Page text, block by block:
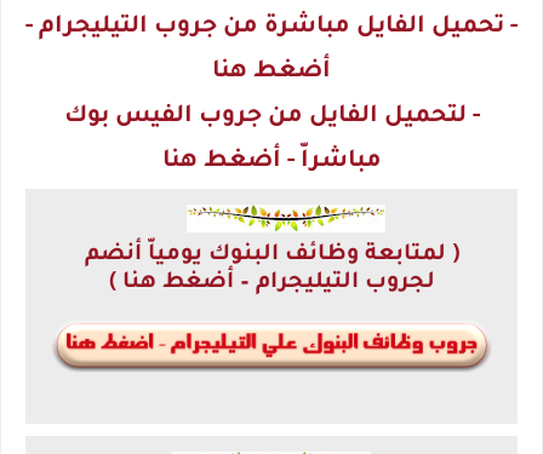
- تحميل الفايل مباشرة من جروب التيليجرام -
أضغط هنا
- لتحميل الفايل من جروب الفيس بوك
مباشراّ - أضغط هنا
( لمتابعة وظائف البنوك يومياّ أنضم
لجروب التيليجرام – أضغط هنا )